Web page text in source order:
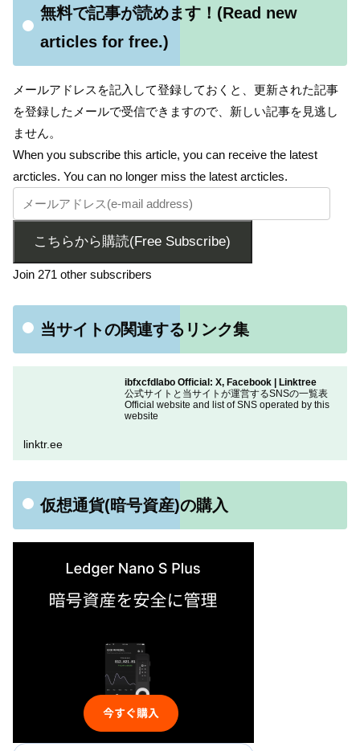
無料で記事が読めます！(Read new
articles for free.)
メールアドレスを記入して登録しておくと、更新された記事
を登録したメールで受信できますので、新しい記事を見逃し
ません。
When you subscribe this article, you can receive the latest
arcticles. You can no longer miss the latest arcticles.
こちらから購読(Free Subscribe)
Join 271 other subscribers
当サイトの関連するリンク集
ibfxcfdlabo Official: X, Facebook | Linktree
公式サイトと当サイトが運営するSNSの一覧表
Official website and list of SNS operated by this
website
linktr.ee
仮想通貨(暗号資産)の購入